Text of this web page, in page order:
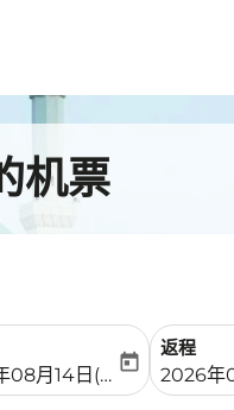
机票
departure-date-
08月14日(周五)
today
返程
fc-
2026年